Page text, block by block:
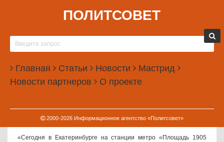
ПОЛИТСОВЕТ
Главная Статьи Новости Мастрид
Новости партнеров О проекте
2000-2026Информационное агентство «Политсовет»
04.06.2018, 13:25
В ЕКАТЕРИНБУРГЕ РЕБЕНКА ЗАТЯНУЛО В
ЭСКАЛАТОР МЕТРО
В Екатеринбурге на станции метро «Площадь 1905 года»
десятилетний мальчик получил травмы, находясь на эскалаторе.
Как сообщают в следственном управлении СК РФ по
Свердловской области, инцидент произошел днем 4 июня 2018
года.
«Сегодня в Екатеринбурге на станции метро «Площадь 1905